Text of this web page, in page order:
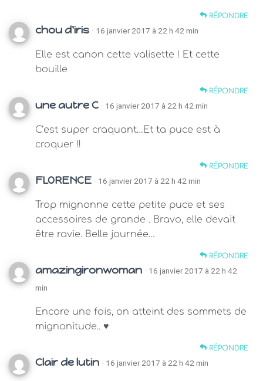
RÉPONDRE
chou d'iris · 16 janvier 2017 à 22 h 42 min
Elle est canon cette valisette ! Et cette
bouille
RÉPONDRE
une autre C · 16 janvier 2017 à 22 h 42 min
C’est super craquant…Et ta puce est à
croquer !!
RÉPONDRE
FLORENCE · 16 janvier 2017 à 22 h 42 min
Trop mignonne cette petite puce et ses
accessoires de grande . Bravo, elle devait
être ravie. Belle journée…
RÉPONDRE
amazingironwoman · 16 janvier 2017 à 22 h 42
min
Encore une fois, on atteint des sommets de
mignonitude.. ♥
RÉPONDRE
Clair de lutin · 16 janvier 2017 à 22 h 42 min